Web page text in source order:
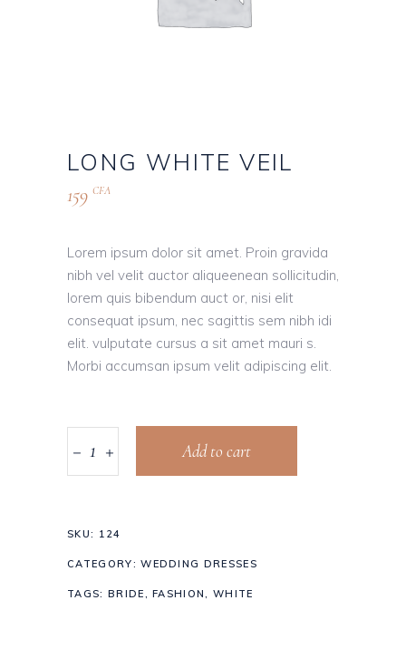
LONG WHITE VEIL
159 CFA
Lorem ipsum dolor sit amet. Proin gravida
nibh vel velit auctor aliqueenean sollicitudin,
lorem quis bibendum auct or, nisi elit
consequat ipsum, nec sagittis sem nibh idi
elit. vulputate cursus a sit amet mauri s.
Morbi accumsan ipsum velit adipiscing elit.
Add to cart
SKU: 124
CATEGORY:WEDDING DRESSES
TAGS: BRIDE,FASHION,WHITE